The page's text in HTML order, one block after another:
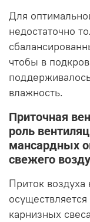
Для
недостаточно
чтобы в
влажность.
Приточная
роль
мансардных
свежего
Приток
карнизных